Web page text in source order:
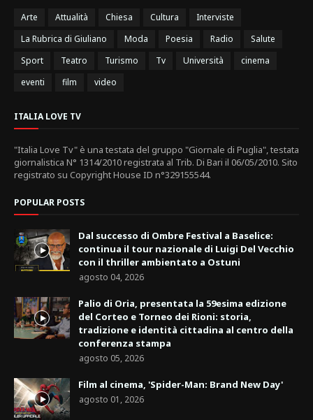
Arte Attualità Chiesa Cultura
Interviste
La Rubrica di Giuliano
Moda Poesia Radio
Salute
Sport
Teatro Turismo Tv Università
cinema
eventi
film video
ITALIA LOVE TV
"Italia Love Tv" è una testata del gruppo "Giornale di Puglia", testata
giornalistica N° 1314/2010 registrata al Trib. Di Bari il 06/05/2010. Sito
registrato su Copyright House ID n°329155544.
POPULAR POSTS
Dal successo di Ombre Festival a Baselice:
continua il tour nazionale di Luigi Del Vecchio
con il thriller ambientato a Ostuni
agosto 04, 2026
Palio di Oria, presentata la 59esima edizione
del Corteo e Torneo dei Rioni: storia,
tradizione e identità cittadina al centro della
conferenza stampa
agosto 05, 2026
Film al cinema, 'Spider-Man: Brand New Day'
agosto 01, 2026